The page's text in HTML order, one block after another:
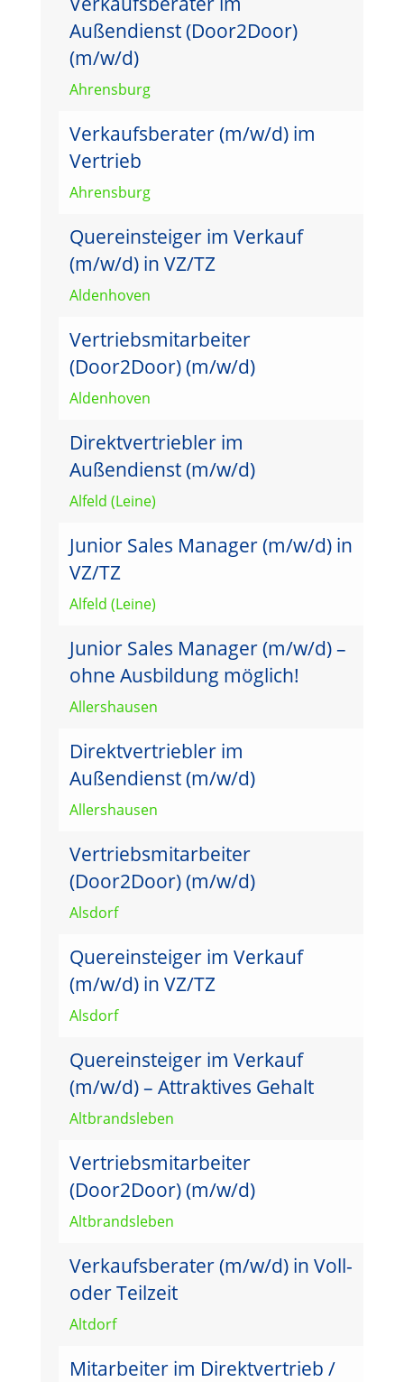
Außendienst (Door2Door)
(m/w/d)
Ahrensburg
Verkaufsberater (m/w/d) im
Vertrieb
Ahrensburg
Quereinsteiger im Verkauf
(m/w/d) in VZ/TZ
Aldenhoven
Vertriebsmitarbeiter
(Door2Door) (m/w/d)
Aldenhoven
Direktvertriebler im
Außendienst (m/w/d)
Alfeld (Leine)
Junior Sales Manager (m/w/d) in
VZ/TZ
Alfeld (Leine)
Junior Sales Manager (m/w/d) –
ohne Ausbildung möglich!
Allershausen
Direktvertriebler im
Außendienst (m/w/d)
Allershausen
Vertriebsmitarbeiter
(Door2Door) (m/w/d)
Alsdorf
Quereinsteiger im Verkauf
(m/w/d) in VZ/TZ
Alsdorf
Quereinsteiger im Verkauf
(m/w/d) – Attraktives Gehalt
Altbrandsleben
Vertriebsmitarbeiter
(Door2Door) (m/w/d)
Altbrandsleben
Verkaufsberater (m/w/d) in Voll-
oder Teilzeit
Altdorf
Mitarbeiter im Direktvertrieb /